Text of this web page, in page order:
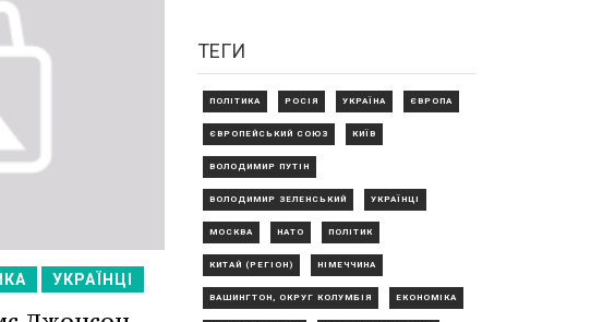
УКРАЇНЦІ
ТЕГИ
ПОЛІТИКА РОСІЯ УКРАЇНА ЄВРОПА
ЄВРОПЕЙСЬКИЙ СОЮЗ КИЇВ
ВОЛОДИМИР ПУТІН
ВОЛОДИМИР ЗЕЛЕНСЬКИЙ УКРАЇНЦІ
МОСКВА НАТО ПОЛІТИК
КИТАЙ (РЕГІОН) НІМЕЧЧИНА
ВАШИНГТОН, ОКРУГ КОЛУМБІЯ ЕКОНОМІКА